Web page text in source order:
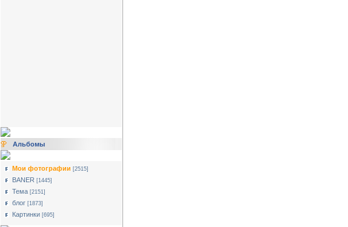
Альбомы
Мои фотографии [2515]
BANER [1445]
Тема [2151]
блог [1873]
Картинки [695]